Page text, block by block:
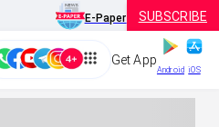
E-Paper SUBSCRIBE
Get App
Android iOS